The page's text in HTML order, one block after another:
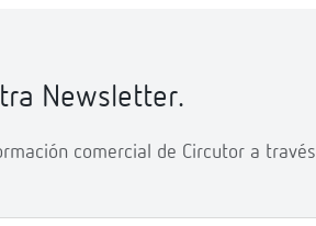
Newsletter.
comercial de Circutor a través